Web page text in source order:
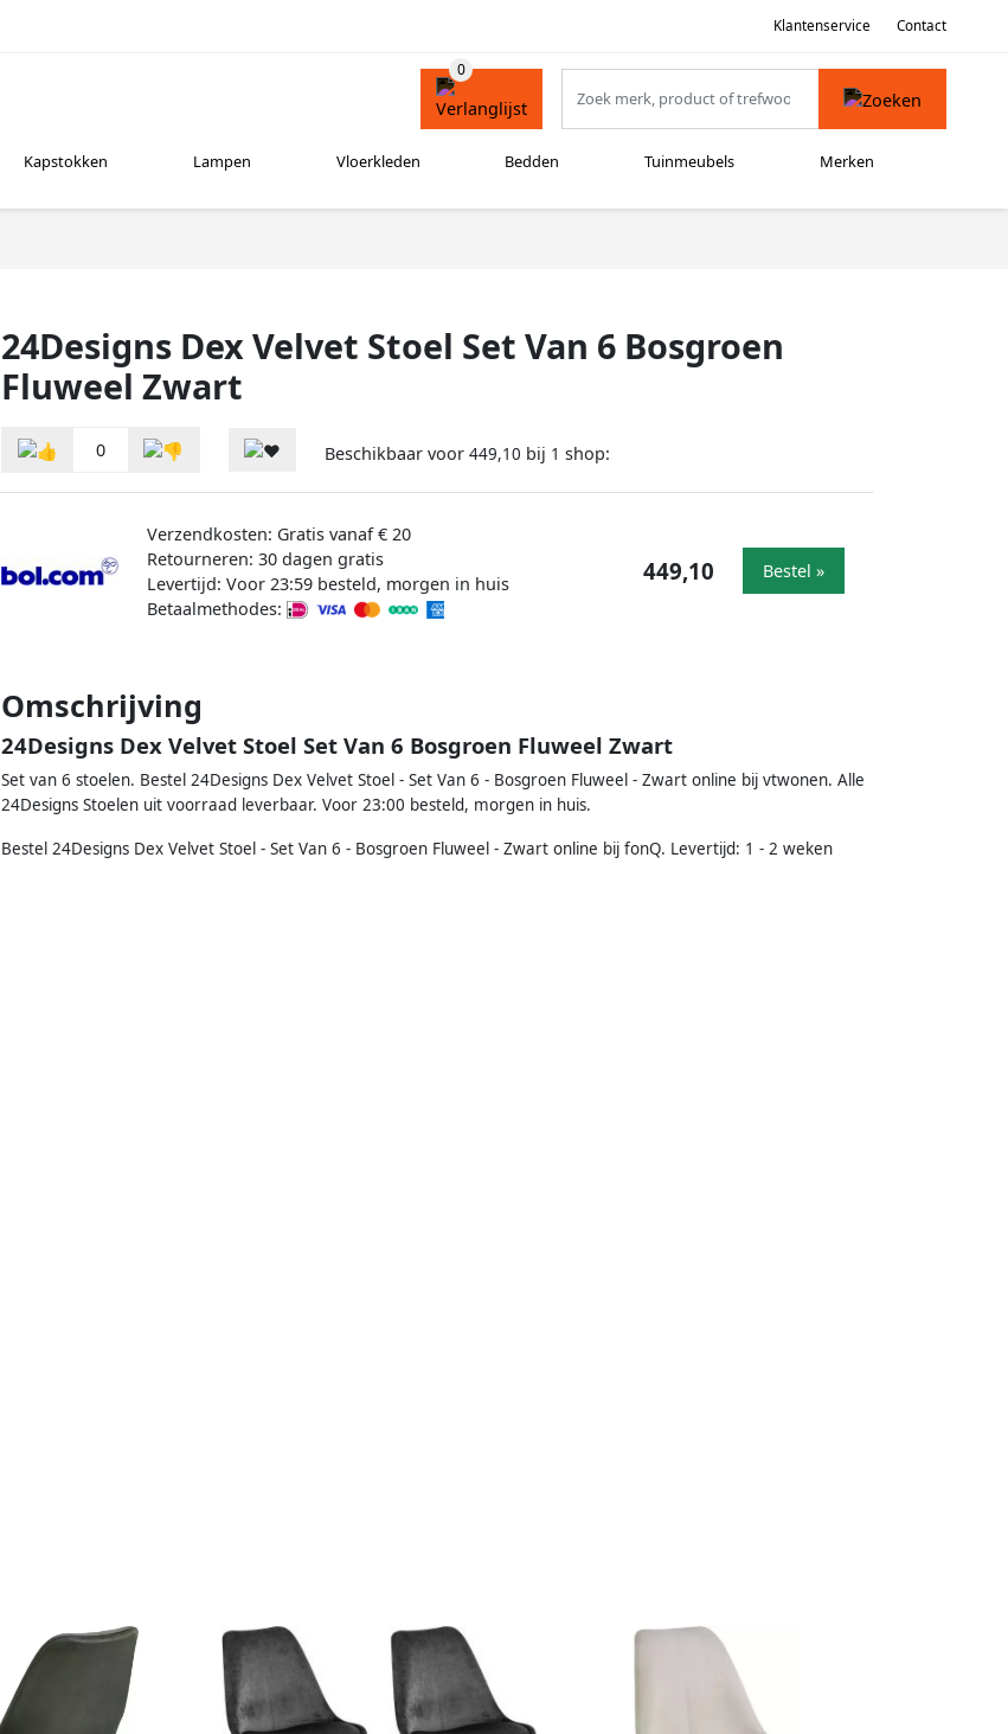
Klantenservice Contact
Kapstokken Lampen Vloerkleden Bedden Tuinmeubels Merken
24Designs Dex Velvet Stoel Set Van 6 Bosgroen
Fluweel Zwart
0 Beschikbaar voor 449,10 bij 1 shop:
Verzendkosten: Gratis vanaf € 20
Retourneren: 30 dagen gratis
Levertijd: Voor 23:59 besteld, morgen in huis
Betaalmethodes:
449,10 Bestel »
Omschrijving
24Designs Dex Velvet Stoel Set Van 6 Bosgroen Fluweel Zwart
Set van 6 stoelen. Bestel 24Designs Dex Velvet Stoel - Set Van 6 - Bosgroen Fluweel - Zwart online bij vtwonen. Alle
24Designs Stoelen uit voorraad leverbaar. Voor 23:00 besteld, morgen in huis.
Bestel 24Designs Dex Velvet Stoel - Set Van 6 - Bosgroen Fluweel - Zwart online bij fonQ. Levertijd: 1 - 2 weken